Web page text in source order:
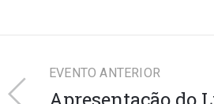
EVENTO ANTERIOR